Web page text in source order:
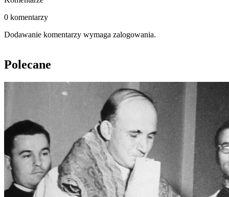
0 komentarzy
Dodawanie komentarzy wymaga zalogowania.
Polecane